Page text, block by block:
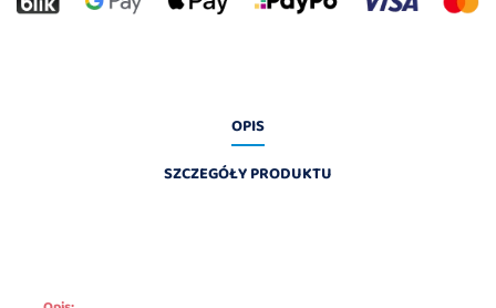
OPIS
SZCZEGÓŁY PRODUKTU